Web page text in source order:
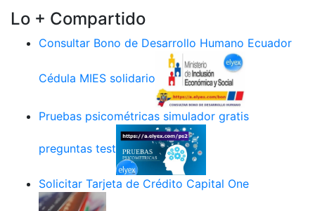
Lo + Compartido
Consultar Bono de Desarrollo Humano Ecuador
Cédula MIES solidario
Pruebas psicométricas simulador gratis
preguntas test
Solicitar Tarjeta de Crédito Capital One